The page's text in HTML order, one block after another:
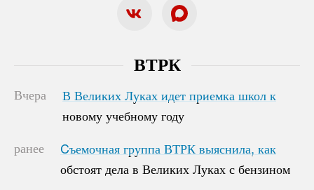
ВТРК
Вчера
В Великих Луках идет приемка школ к
новому учебному году
В Великих Луках идет приемка школ к
новому учебному году
ранее
Cъемочная группа ВТРК выяснила, как
обстоят дела в Великих Луках с бензином
Cъемочная группа ВТРК выяснила, как
обстоят дела в Великих Луках с бензином